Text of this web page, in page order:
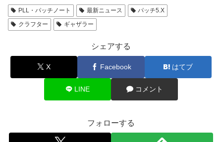
PLL・パッチノート 最新ニュース
パッチ5.X
クラフター
ギャザラー
シェアする
X Facebook はてブ
LINE コメント
フォローする